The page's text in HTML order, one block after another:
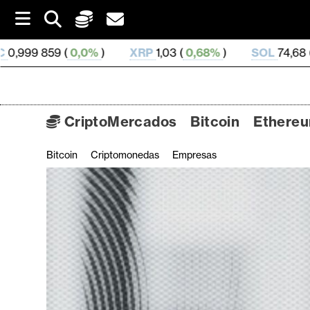
i
p
t
) XRP 1,03 (0,68%) SOL74,68 (2,39%)
C
r
i
p
t
o
M
e
CriptoMercados Bitcoin
Bitcoin Criptomonedas Empresas